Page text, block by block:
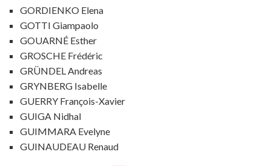
GORDIENKO Elena
GOTTI Giampaolo
GOUARNÉ Esther
GROSCHE Frédéric
GRÜNDEL Andreas
GRYNBERG Isabelle
GUERRY François-Xavier
GUIGA Nidhal
GUIMMARA Evelyne
GUINAUDEAU Renaud